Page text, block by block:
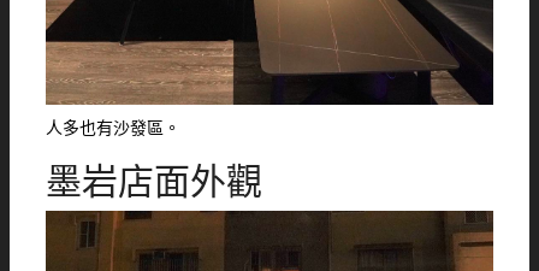
人多也有沙發區。
墨岩店面外觀